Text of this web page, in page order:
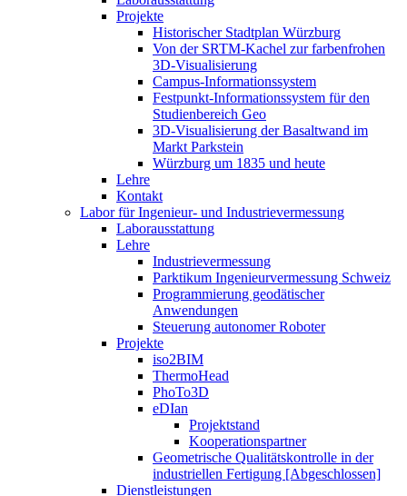
Projekte
Historischer Stadtplan Würzburg
Von der SRTM-Kachel zur farbenfrohen
3D-Visualisierung
Campus-Informationssystem
Festpunkt-Informationssystem für den
Studienbereich Geo
3D-Visualisierung der Basaltwand im
Markt Parkstein
Würzburg um 1835 und heute
Lehre
Kontakt
Labor für Ingenieur- und Industrievermessung
Laborausstattung
Lehre
Industrievermessung
Parktikum Ingenieurvermessung Schweiz
Programmierung geodätischer
Anwendungen
Steuerung autonomer Roboter
Projekte
iso2BIM
ThermoHead
PhoTo3D
eDIan
Projektstand
Kooperationspartner
Geometrische Qualitätskontrolle in der
industriellen Fertigung [Abgeschlossen]
Dienstleistungen